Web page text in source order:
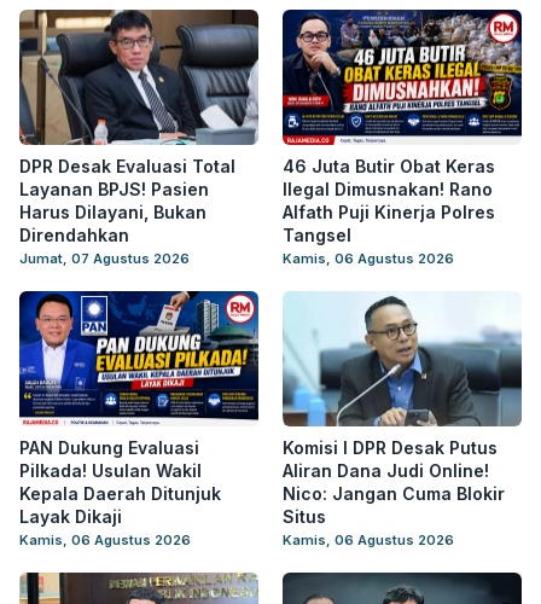
DPR Desak Evaluasi Total
Layanan BPJS! Pasien
Harus Dilayani, Bukan
Direndahkan
Jumat, 07 Agustus 2026
46 Juta Butir Obat Keras
Ilegal Dimusnakan! Rano
Alfath Puji Kinerja Polres
Tangsel
Kamis, 06 Agustus 2026
PAN Dukung Evaluasi
Pilkada! Usulan Wakil
Kepala Daerah Ditunjuk
Layak Dikaji
Kamis, 06 Agustus 2026
Komisi I DPR Desak Putus
Aliran Dana Judi Online!
Nico: Jangan Cuma Blokir
Situs
Kamis, 06 Agustus 2026